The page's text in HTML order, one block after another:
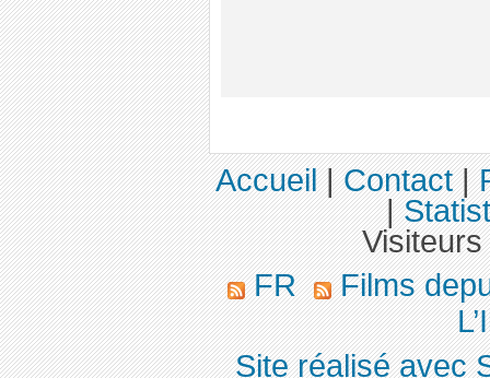
Accueil|Contact|
|
FR
Films
Site réalisé avec